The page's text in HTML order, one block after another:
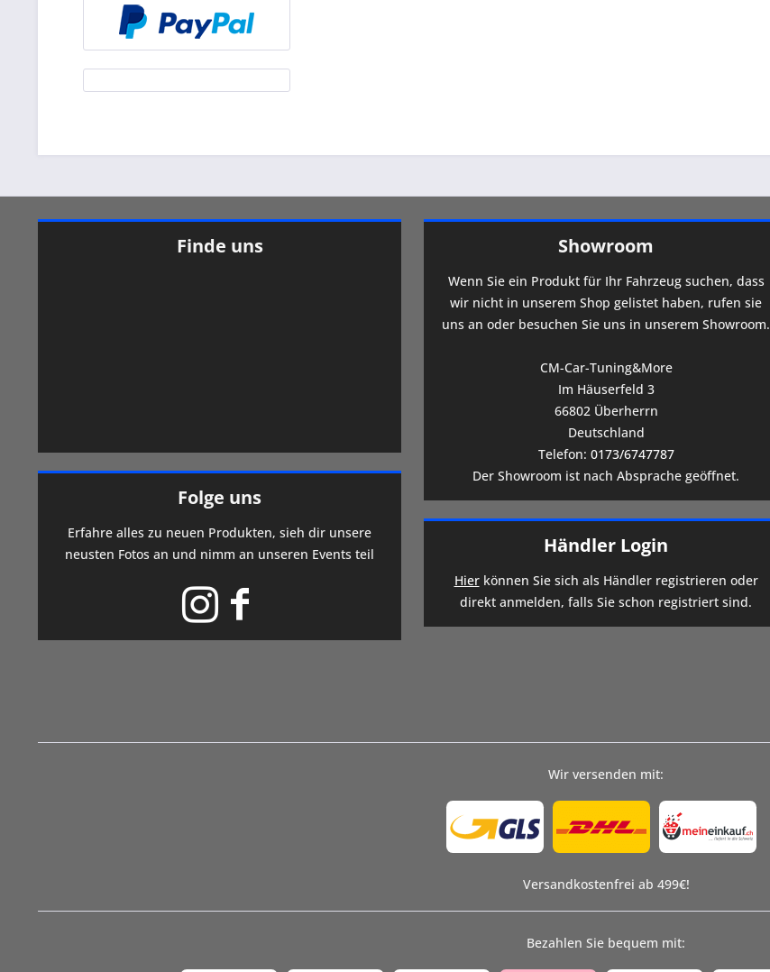
Finde uns
Folge uns
Erfahre alles zu neuen Produkten, sieh dir unsere
neusten Fotos an und nimm an unseren Events teil
Showroom
Wenn Sie ein Produkt für Ihr Fahrzeug suchen, dass
wir nicht in unserem Shop gelistet haben, rufen sie
uns an oder besuchen Sie uns in unserem Showroom.
CM-Car-Tuning&More
Im Häuserfeld 3
66802 Überherrn
Deutschland
Telefon: 0173/6747787
Der Showroom ist nach Absprache geöffnet.
Händler Login
Hierkönnen Sie sich als Händler registrieren oder
direkt anmelden, falls Sie schon registriert sind.
Wir versenden mit:
Versandkostenfrei ab 499€!
Bezahlen Sie bequem mit: